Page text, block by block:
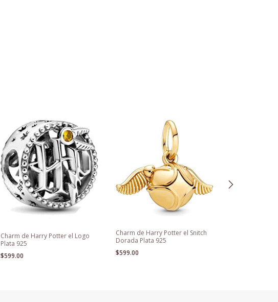
Charm de Harry Potter el Logo
Plata 925
$599.00
Charm de Harry Potter el Snitch
Dorada Plata 925
$599.00